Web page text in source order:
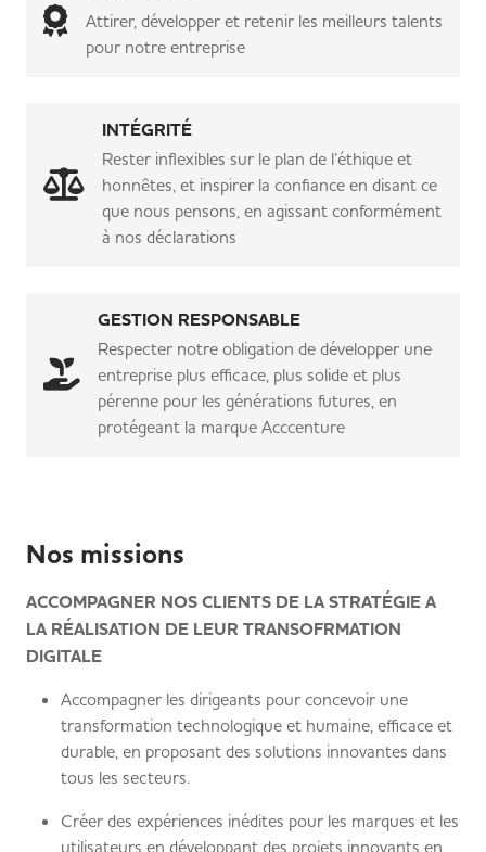
Attirer, développer et retenir les meilleurs talents
pour notre entreprise
INTÉGRITÉ
Rester inflexibles sur le plan de l’éthique et
honnêtes, et inspirer la confiance en disant ce
que nous pensons, en agissant conformément
à nos déclarations
GESTION RESPONSABLE
Respecter notre obligation de développer une
entreprise plus efficace, plus solide et plus
pérenne pour les générations futures, en
protégeant la marque Acccenture
Nos missions
ACCOMPAGNER NOS CLIENTS DE LA STRATÉGIE A
LA RÉALISATION DE LEUR TRANSOFRMATION
DIGITALE
​Accompagner les dirigeants pour concevoir une
transformation technologique et humaine, efficace et
durable, en proposant des solutions innovantes dans
tous les secteurs.
Créer des expériences inédites pour les marques et les
utilisateurs en développant des projets innovants en